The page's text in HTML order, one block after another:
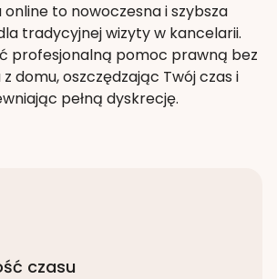
online to nowoczesna i szybsza
tradycyjnej wizyty w kancelarii.
profesjonalną pomoc prawną bez
domu, oszczędzając Twój czas i
pełną dyskrecję.
czasu